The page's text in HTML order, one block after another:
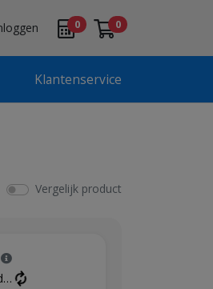
0 0
Klantenservice
Vergelijk product